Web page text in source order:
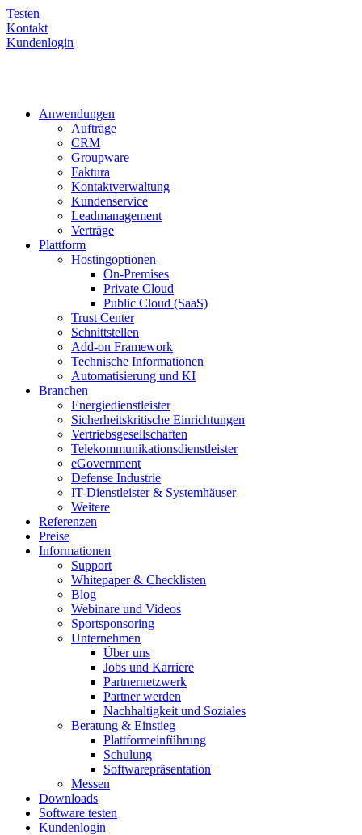
Testen
Kontakt
Kundenlogin
Anwendungen
Aufträge
CRM
Groupware
Faktura
Kontaktverwaltung
Kundenservice
Leadmanagement
Verträge
Plattform
Hostingoptionen
On-Premises
Private Cloud
Public Cloud (SaaS)
Trust Center
Schnittstellen
Add-on Framework
Technische Informationen
Automatisierung und KI
Branchen
Energiedienstleister
Sicherheitskritische Einrichtungen
Vertriebsgesellschaften
Telekommunikationsdienstleister
eGovernment
Defense Industrie
IT-Dienstleister & Systemhäuser
Weitere
Referenzen
Preise
Informationen
Support
Whitepaper & Checklisten
Blog
Webinare und Videos
Sportsponsoring
Unternehmen
Über uns
Jobs und Karriere
Partnernetzwerk
Partner werden
Nachhaltigkeit und Soziales
Beratung & Einstieg
Plattformeinführung
Schulung
Softwarepräsentation
Messen
Downloads
Software testen
Kundenlogin